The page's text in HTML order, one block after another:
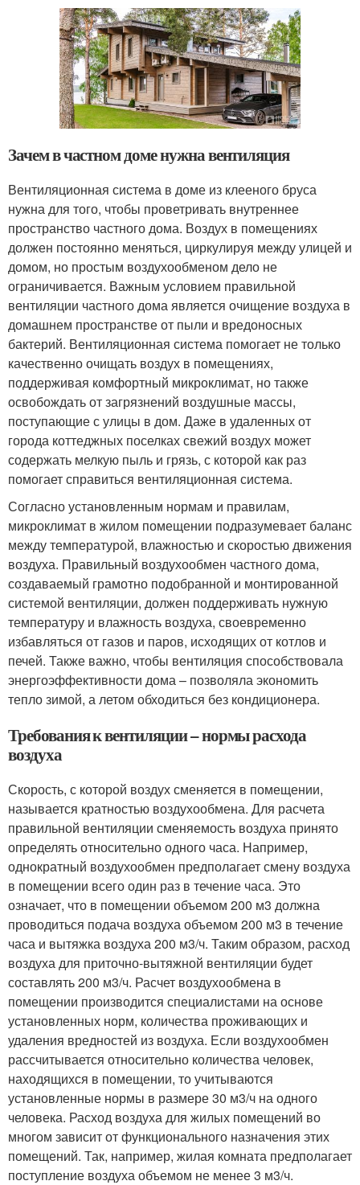
Зачем в частном доме нужна вентиляция
Вентиляционная система в доме из клееного бруса
нужна для того, чтобы проветривать внутреннее
пространство частного дома. Воздух в помещениях
должен постоянно меняться, циркулируя между улицей и
домом, но простым воздухообменом дело не
ограничивается. Важным условием правильной
вентиляции частного дома является очищение воздуха в
домашнем пространстве от пыли и вредоносных
бактерий. Вентиляционная система помогает не только
качественно очищать воздух в помещениях,
поддерживая комфортный микроклимат, но также
освобождать от загрязнений воздушные массы,
поступающие с улицы в дом. Даже в удаленных от
города коттеджных поселках свежий воздух может
содержать мелкую пыль и грязь, с которой как раз
помогает справиться вентиляционная система.
Согласно установленным нормам и правилам,
микроклимат в жилом помещении подразумевает баланс
между температурой, влажностью и скоростью движения
воздуха. Правильный воздухообмен частного дома,
создаваемый грамотно подобранной и монтированной
системой вентиляции, должен поддерживать нужную
температуру и влажность воздуха, своевременно
избавляться от газов и паров, исходящих от котлов и
печей. Также важно, чтобы вентиляция способствовала
энергоэффективности дома – позволяла экономить
тепло зимой, а летом обходиться без кондиционера.
Требования к вентиляции – нормы расхода
воздуха
Скорость, с которой воздух сменяется в помещении,
называется кратностью воздухообмена. Для расчета
правильной вентиляции сменяемость воздуха принято
определять относительно одного часа. Например,
однократный воздухообмен предполагает смену воздуха
в помещении всего один раз в течение часа. Это
означает, что в помещении объемом 200 м3 должна
проводиться подача воздуха объемом 200 м3 в течение
часа и вытяжка воздуха 200 м3/ч. Таким образом, расход
воздуха для приточно-вытяжной вентиляции будет
составлять 200 м3/ч. Расчет воздухообмена в
помещении производится специалистами на основе
установленных норм, количества проживающих и
удаления вредностей из воздуха. Если воздухообмен
рассчитывается относительно количества человек,
находящихся в помещении, то учитываются
установленные нормы в размере 30 м3/ч на одного
человека. Расход воздуха для жилых помещений во
многом зависит от функционального назначения этих
помещений. Так, например, жилая комната предполагает
поступление воздуха объемом не менее 3 м3/ч.